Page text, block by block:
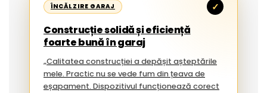
ÎNCĂLZIRE GARAJ ✓
Construcție solidă și eficiență
foarte bună în garaj
„Calitatea construcției a depășit așteptările
mele. Practic nu se vede fum din țeava de
eșapament. Dispozitivul funcționează corect